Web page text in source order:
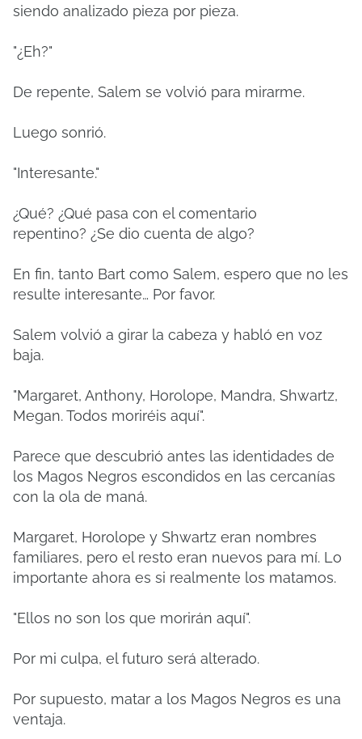
siendo analizado pieza por pieza.
"¿Eh?"
De repente, Salem se volvió para mirarme.
Luego sonrió.
"Interesante."
¿Qué? ¿Qué pasa con el comentario
repentino? ¿Se dio cuenta de algo?
En fin, tanto Bart como Salem, espero que no les
resulte interesante… Por favor.
Salem volvió a girar la cabeza y habló en voz
baja.
"Margaret, Anthony, Horolope, Mandra, Shwartz,
Megan. Todos moriréis aquí".
Parece que descubrió antes las identidades de
los Magos Negros escondidos en las cercanías
con la ola de maná.
Margaret, Horolope y Shwartz eran nombres
familiares, pero el resto eran nuevos para mí. Lo
importante ahora es si realmente los matamos.
"Ellos no son los que morirán aquí".
Por mi culpa, el futuro será alterado.
Por supuesto, matar a los Magos Negros es una
ventaja.